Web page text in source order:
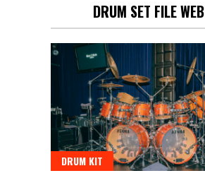
DRUM SET FILE WEB
DRUM KIT